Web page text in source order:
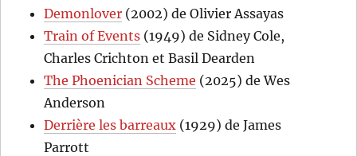
Demonlover (2002) de Olivier Assayas
Train of Events (1949) de Sidney Cole,
Charles Crichton et Basil Dearden
The Phoenician Scheme (2025) de Wes
Anderson
Derrière les barreaux (1929) de James
Parrott